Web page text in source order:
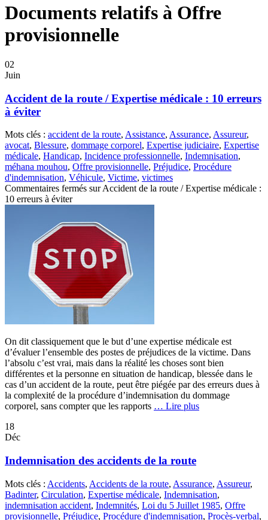
Documents relatifs à Offre
provisionnelle
02
Juin
Accident de la route / Expertise médicale : 10 erreurs
à éviter
Mots clés : accident de la route, Assistance, Assurance, Assureur,
avocat, Blessure, dommage corporel, Expertise judiciaire, Expertise
médicale, Handicap, Incidence professionnelle, Indemnisation,
méhana mouhou, Offre provisionnelle, Préjudice, Procédure
d'indemnisation, Véhicule, Victime, victimes
Commentaires fermés sur Accident de la route / Expertise médicale :
10 erreurs à éviter
On dit classiquement que le but d’une expertise médicale est
d’évaluer l’ensemble des postes de préjudices de la victime. Dans
l’absolu c’est vrai, mais dans la réalité les choses sont bien
différentes et la personne en situation de handicap, blessée dans le
cas d’un accident de la route, peut être piégée par des erreurs dues à
la complexité de la procédure d’indemnisation du dommage
corporel, sans compter que les rapports … Lire plus
18
Déc
Indemnisation des accidents de la route
Mots clés : Accidents, Accidents de la route, Assurance, Assureur,
Badinter, Circulation, Expertise médicale, Indemnisation,
indemnisation accident, Indemnités, Loi du 5 Juillet 1985, Offre
provisionnelle, Préjudice, Procédure d'indemnisation, Procès-verbal,